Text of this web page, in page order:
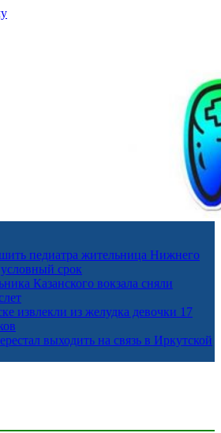
педиатра жительница Нижнего
срок
Казанского вокзала сняли
извлекли из желудка девочки 17
выходить на связь в Иркутской